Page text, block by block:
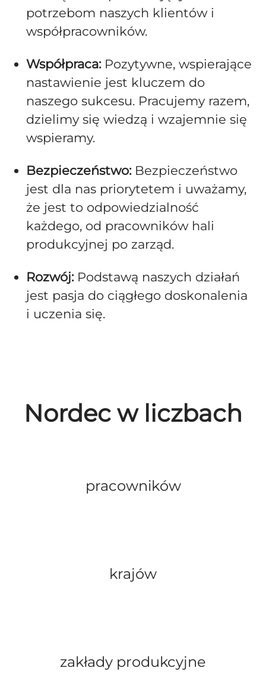
potrzebom naszych klientów i
współpracowników.
Współpraca:Pozytywne, wspierające
nastawienie jest kluczem do
naszego sukcesu. Pracujemy razem,
dzielimy się wiedzą i wzajemnie się
wspieramy.
Bezpieczeństwo: Bezpieczeństwo
jest dla nas priorytetem i uważamy,
że jest to odpowiedzialność
każdego, od pracowników hali
produkcyjnej po zarząd.
Rozwój:Podstawą naszych działań
jest pasja do ciągłego doskonalenia
i uczenia się.
Nordec w liczbach
pracowników
krajów
zakłady produkcyjne